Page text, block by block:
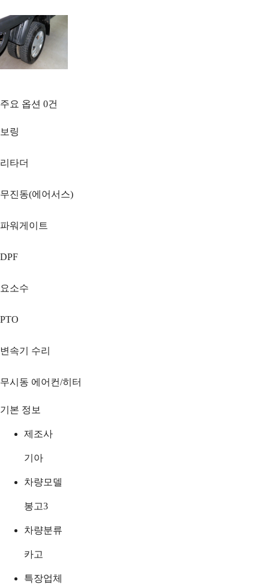
주요 옵션 0건
보링
리타더
무진동(에어서스)
파워게이트
DPF
요소수
PTO
변속기 수리
무시동 에어컨/히터
기본 정보
제조사
기아
차량모델
봉고3
차량분류
카고
특장업체